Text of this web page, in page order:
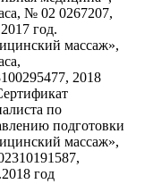
№ 02 0267207,
год.
массаж»,
2018
по
подготовки
массаж»,
год